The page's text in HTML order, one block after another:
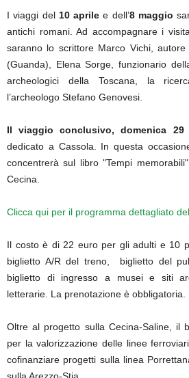
I viaggi del 10 aprilee dell’8 maggio
antichi romani. Ad accompagnare i
saranno lo scrittore Marco Vichi,
(Guanda), Elena Sorge, funzionario
archeologici della Toscana, la
l’archeologo Stefano Genovesi.
Il viaggio conclusivo, domenica 29
dedicato a Cassola. In questa
concentrerà sul libro "Tempi
Cecina.
Clicca qui per il programma dettagliato
Il costo è di 22 euro per gli adulti e 10
biglietto A/R del treno, biglietto del
biglietto di ingresso a musei e siti
letterarie. La prenotazione è obbligatoria.
Oltre al progetto sulla Cecina-Saline, il
per la valorizzazione delle linee
cofinanziare progetti sulla linea